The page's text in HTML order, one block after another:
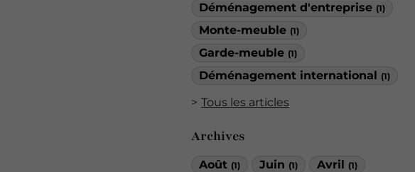
Déménagement d'entreprise (1)
Monte-meuble (1)
Garde-meuble (1)
Déménagement international (1)
Tous les articles
Archives
Août (1) Juin (1) Avril (1)